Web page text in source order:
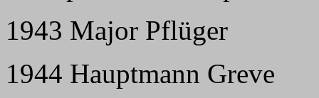
1943 Major Pflüger
1944 Hauptmann Greve